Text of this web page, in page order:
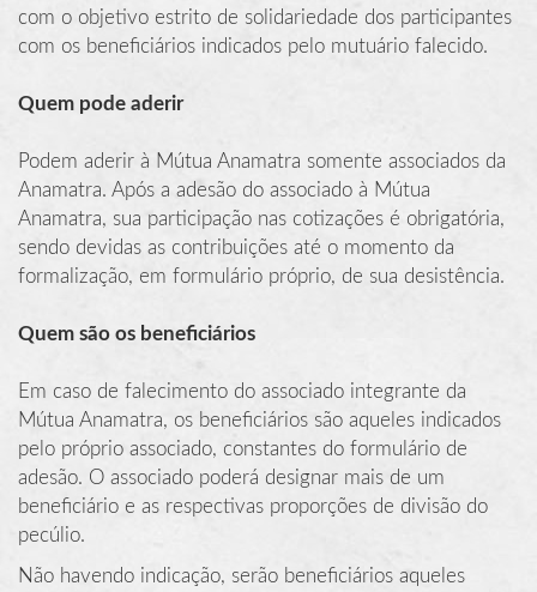
com o objetivo estrito de solidariedade dos participantes
com os beneficiários indicados pelo mutuário falecido.
Quem pode aderir
Podem aderir à Mútua Anamatra somente associados da
Anamatra. Após a adesão do associado à Mútua
Anamatra, sua participação nas cotizações é obrigatória,
sendo devidas as contribuições até o momento da
formalização, em formulário próprio, de sua desistência.
Quem são os beneficiários
Em caso de falecimento do associado integrante da
Mútua Anamatra, os beneficiários são aqueles indicados
pelo próprio associado, constantes do formulário de
adesão. O associado poderá designar mais de um
beneficiário e as respectivas proporções de divisão do
pecúlio.
Não havendo indicação, serão beneficiários aqueles